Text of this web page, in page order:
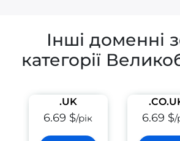
Інші доменні
категорії
.UK
6.69 $/рік 6.69 $/